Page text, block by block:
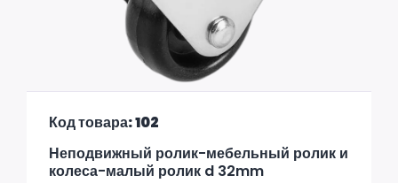
Код товара: 102
Неподвижный ролик-мебельный ролик и
колеса-малый ролик d 32mm